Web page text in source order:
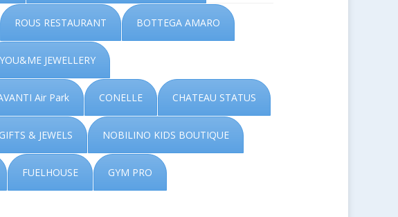
ROUS RESTAURANT BOTTEGA AMARO
YOU&ME JEWELLERY
Air Park CONELLE CHATEAU STATUS
& JEWELS NOBILINO KIDS BOUTIQUE
FUELHOUSE GYM PRO